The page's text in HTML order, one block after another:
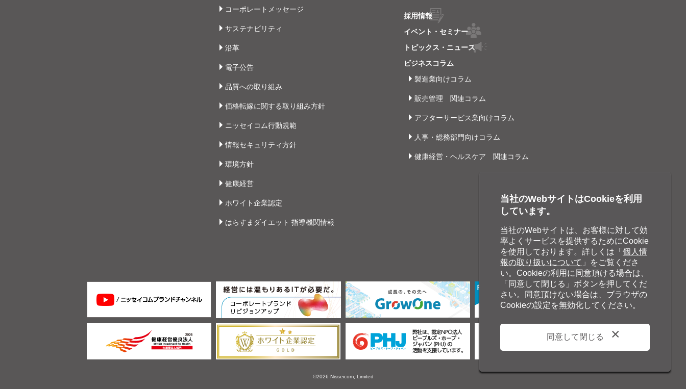
コーポレートメッセージ
サステナビリティ
沿革
電子公告
品質への取り組み
価格転嫁に関する取り組み方針
ニッセイコム行動規範
情報セキュリティ方針
環境方針
健康経営
ホワイト企業認定
はらすまダイエット 指導機関情報
採用情報
イベント・セミナー
トピックス・ニュース
ビジネスコラム
製造業向けコラム
販売管理 関連コラム
アフターサービス業向けコラム
人事・総務部門向けコラム
健康経営・ヘルスケア 関連コラム
©2026 Nisseicom, Limited
当社のWebサイトはCookieを利用
しています。
当社のWebサイトは、お客様に対して効
率よくサービスを提供するためにCookie
を使用しております。詳しくは「 個人情
報の取り扱いについて 」をご覧くださ
い。Cookieの利用に同意頂ける場合は、
「同意して閉じる」ボタンを押してくだ
さい。同意頂けない場合は、ブラウザの
Cookieの設定を無効化してください。
同意して閉じる